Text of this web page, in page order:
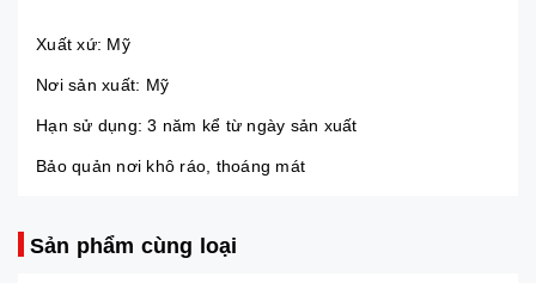
Xuất xứ: Mỹ
Nơi sản xuất: Mỹ
Hạn sử dụng: 3 năm kể từ ngày sản xuất
Bảo quản nơi khô ráo, thoáng mát
Sản phẩm cùng loại